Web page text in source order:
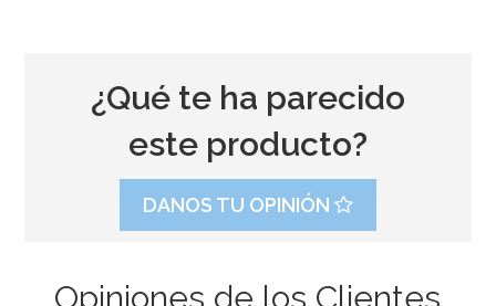
¿Qué te ha parecido
este producto?
DANOS TU OPINIÓN
Opiniones de los Clientes